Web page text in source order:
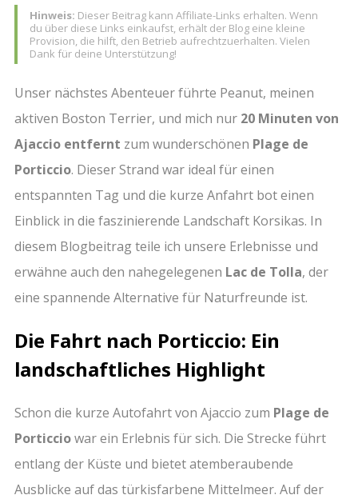
Hinweis: Dieser Beitrag kann Affiliate-Links erhalten. Wenn
du über diese Links einkaufst, erhält der Blog eine kleine
Provision, die hilft, den Betrieb aufrechtzuerhalten. Vielen
Dank für deine Unterstützung!
Unser nächstes Abenteuer führte Peanut, meinen
aktiven Boston Terrier, und mich nur 20 Minuten von
Ajaccio entfernt zum wunderschönen Plage de
Porticcio. Dieser Strand war ideal für einen
entspannten Tag und die kurze Anfahrt bot einen
Einblick in die faszinierende Landschaft Korsikas. In
diesem Blogbeitrag teile ich unsere Erlebnisse und
erwähne auch den nahegelegenen Lac de Tolla, der
eine spannende Alternative für Naturfreunde ist.
Die Fahrt nach Porticcio: Ein
landschaftliches Highlight
Schon die kurze Autofahrt von Ajaccio zum Plage de
Porticciowar ein Erlebnis für sich. Die Strecke führt
entlang der Küste und bietet atemberaubende
Ausblicke auf das türkisfarbene Mittelmeer. Auf der